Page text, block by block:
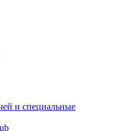
и специальные